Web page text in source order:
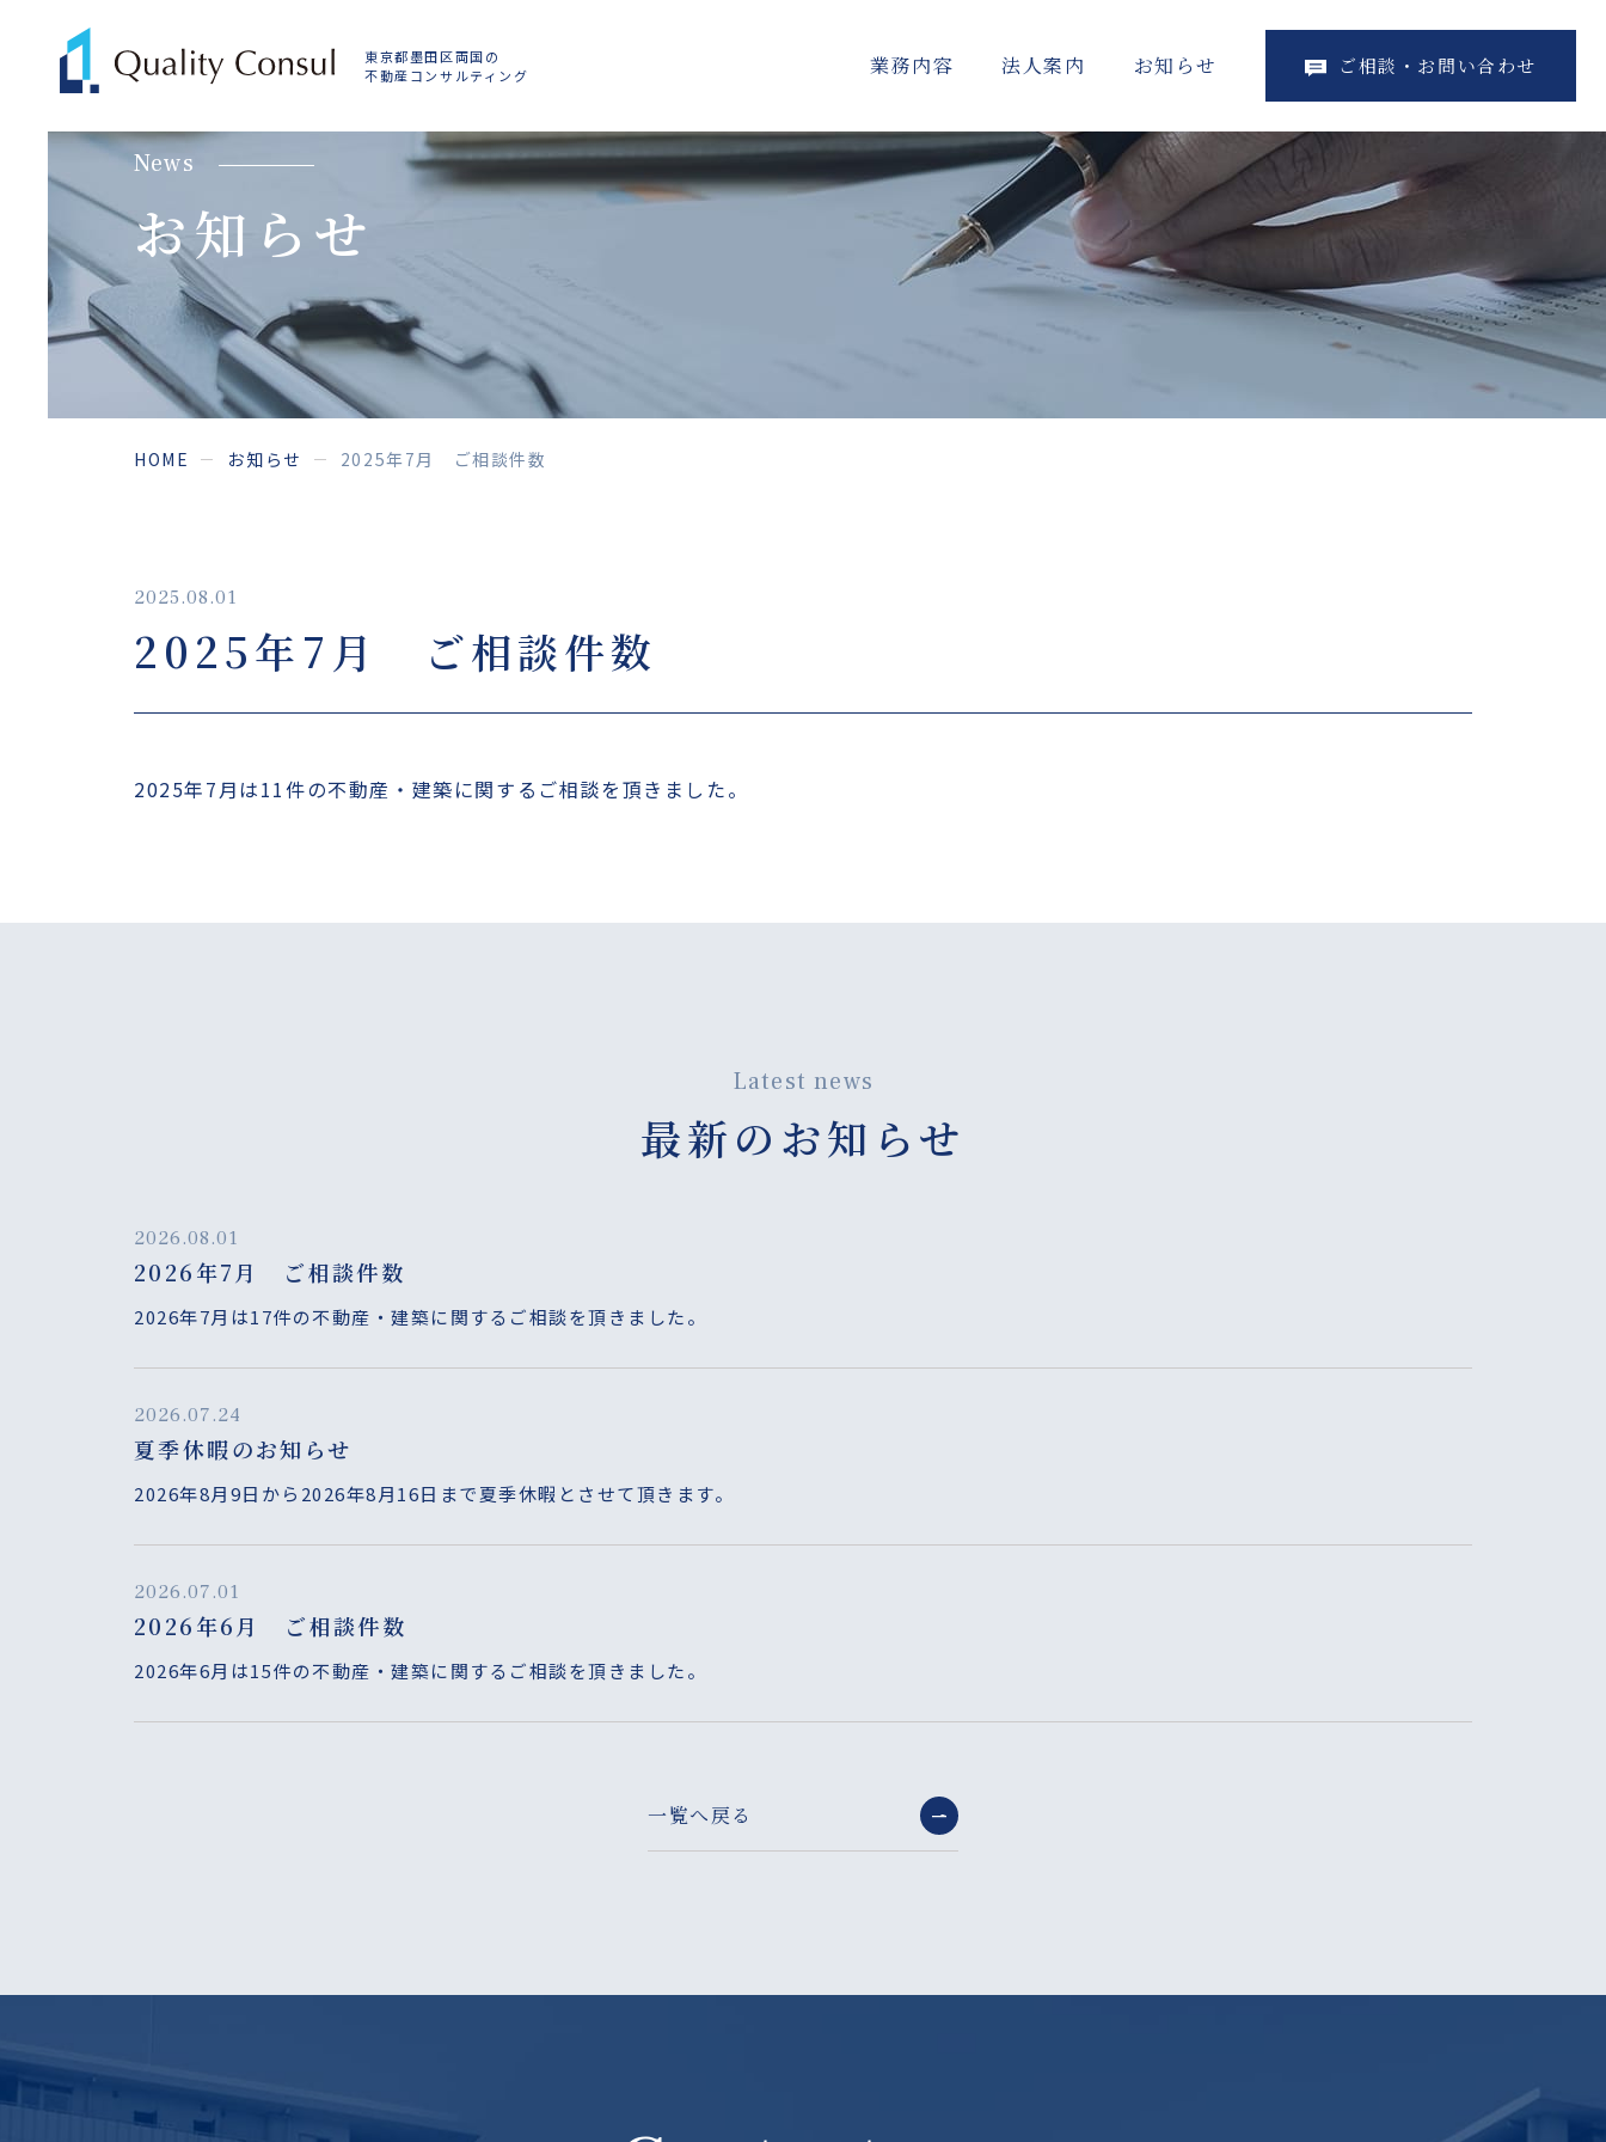
東京都墨田区両国の
不動産コンサルティング
業務内容 法人案内 お知らせ ご相談・お問い合わせ
news
お知らせ
HOME お知らせ 2025年7月 ご相談件数
2025.08.01
2025年7月 ご相談件数
2025年7月は11件の不動産・建築に関するご相談を頂きました。
Latest news
最新のお知らせ
2026.08.01
2026年7月 ご相談件数
2026年7月は17件の不動産・建築に関するご相談を頂きました。
2026.07.24
夏季休暇のお知らせ
2026年8月9日から2026年8月16日まで夏季休暇とさせて頂きます。
2026.07.01
2026年6月 ご相談件数
2026年6月は15件の不動産・建築に関するご相談を頂きました。
一覧へ戻る